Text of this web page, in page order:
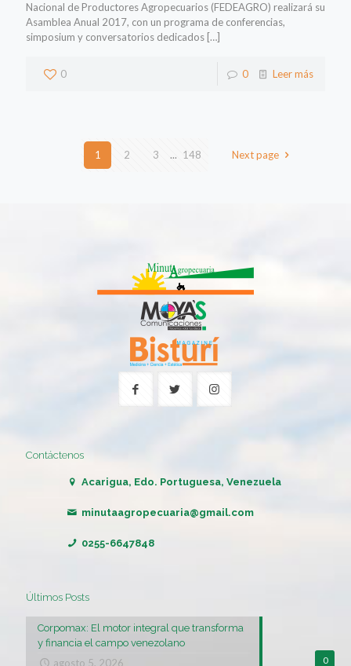
Nacional de Productores Agropecuarios (FEDEAGRO) realizará su
Asamblea Anual 2017, con un programa de conferencias,
simposium y conversatorios dedicados […]
0 0 Leer más
1 2 3 ... 148 Next page
Contáctenos
Acarigua, Edo. Portuguesa, Venezuela
minutaagropecuaria@gmail.com
0255-6647848
Últimos Posts
0
Corpomax: El motor integral que transforma
y financia el campo venezolano
agosto 5, 2026